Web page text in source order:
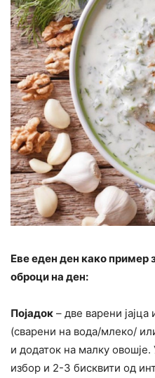
Еве еден ден како пример
оброци на ден:
Појадок – две варени јајца
(сварени на вода/млеко/
и додаток на малку
избор и 2-3 бисквити од